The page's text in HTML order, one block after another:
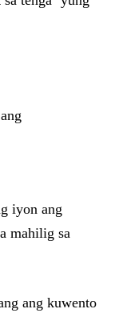
iyon ang
mahilig sa
ang kuwento